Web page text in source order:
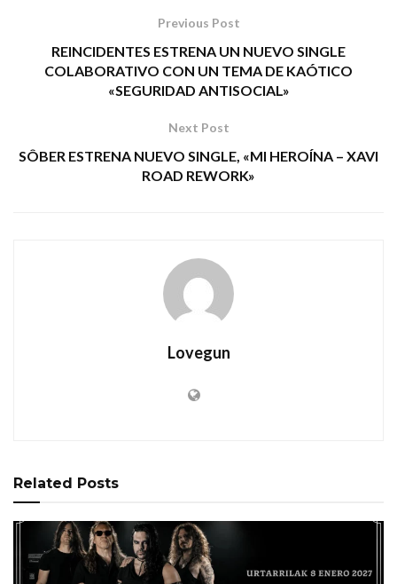
Previous Post
REINCIDENTES ESTRENA UN NUEVO SINGLE
COLABORATIVO CON UN TEMA DE KAÓTICO
«SEGURIDAD ANTISOCIAL»
Next Post
SÔBER ESTRENA NUEVO SINGLE, «MI HEROÍNA – XAVI
ROAD REWORK»
Lovegun
Related Posts